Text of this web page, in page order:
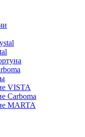
VISTA
Carboma
MARTA